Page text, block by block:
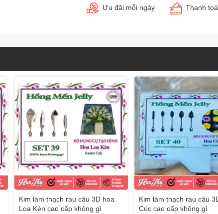
Ưu đãi mỗi ngày Thanh
Kim làm thạch rau câu 3D hoa
Loa Kèn cao cấp không gỉ
Kim làm thạch rau câu
Cúc cao cấp không gỉ